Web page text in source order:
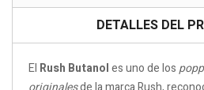
DETALLES DEL
El Rush Butanoles uno de los